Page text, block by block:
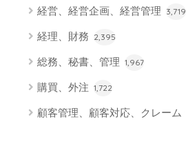
経営、経営企画、経営管理 3,719
経理、財務 2,395
総務、秘書、管理 1,967
購買、外注 1,722
顧客管理、顧客対応、クレーム